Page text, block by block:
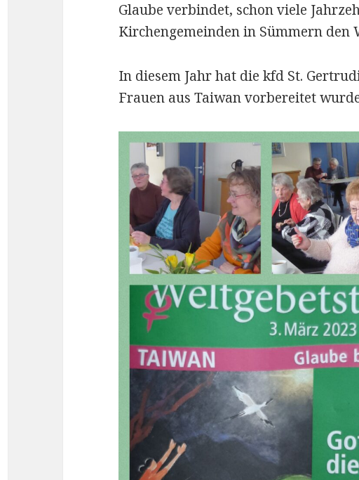
Glaube verbindet, schon viele
Kirchengemeinden in Sümmern den
In diesem Jahr hat die kfd St.
Frauen aus Taiwan vorbereitet